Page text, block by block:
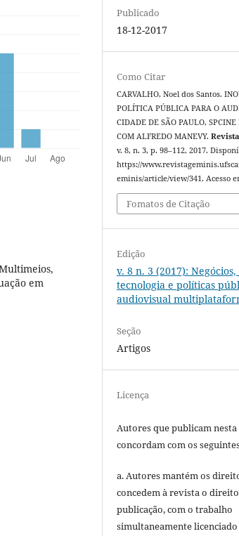
em
Publicado
18-12-2017
Como Citar
CARVALHO, Noel dos Santos.
POLÍTICA PÚBLICA PARA O
CIDADE DE SÃO PAULO, SPCINE
COM ALFREDO MANEVY.
v. 8, n. 3, p. 98–112, 2017.
https://
eminis/article/view/341. Acesso
Fomatos de Citação
Edição
v. 8 n. 3 (2017):
tecnologia e políticas
audiovisual
Seção
Artigos
Licença
Autores que publicam
concordam com os
a. Autores mantém os
concedem à revista o
publicação, com o trabalho
simultaneamente